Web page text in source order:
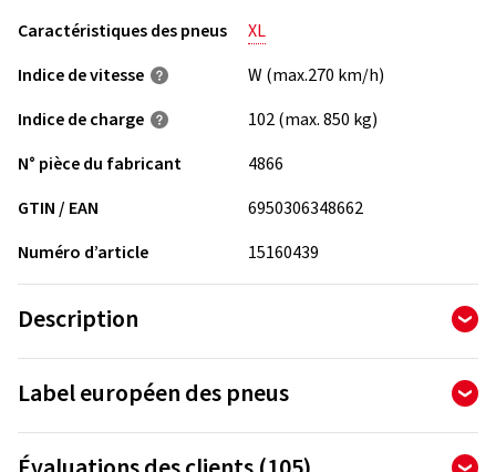
Caractéristiques des pneus
XL
Indice de vitesse
W (max.270 km/h)
Indice de charge
102 (max. 850 kg)
N° pièce du fabricant
4866
GTIN / EAN
6950306348662
Numéro d’article
15160439
Description
Le Aptany RA301 est un pneu asiatique de qualité. Ce pneu a
été produit par un fabricant expérimenté dans le domaine du
Label européen des pneus
L’ordonnance sur l’étiquetage des pneus définit les exigences